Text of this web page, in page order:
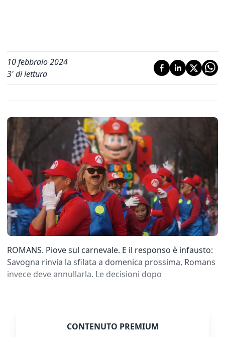
10 febbraio 2024
3' di lettura
ROMANS. Piove sul carnevale. E il responso è infausto:
Savogna rinvia la sfilata a domenica prossima, Romans
invece deve annullarla. Le decisioni dopo
CONTENUTO PREMIUM